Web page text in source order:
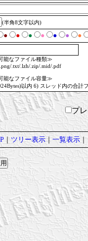
(半角8文字以内)
● ● ● ● ● ● ●
能なファイル種類≫
.txt/.lzh/.zip/.mid/.pdf
能なファイル容量≫
以内 6) スレッド内の合計
プ
｜ツリー表示｜一覧表示｜